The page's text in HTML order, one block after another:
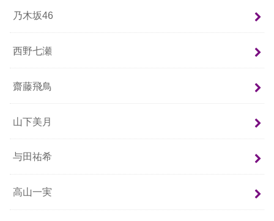
乃木坂46
西野七瀬
齋藤飛鳥
山下美月
与田祐希
高山一実